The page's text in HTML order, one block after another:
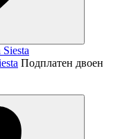
Подплатен двоен